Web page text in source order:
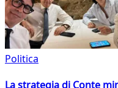
Politica
La strategia di Conte